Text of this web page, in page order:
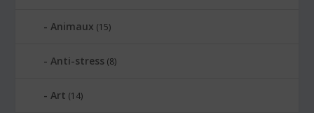
Animaux (15)
Anti-stress (8)
Art (14)